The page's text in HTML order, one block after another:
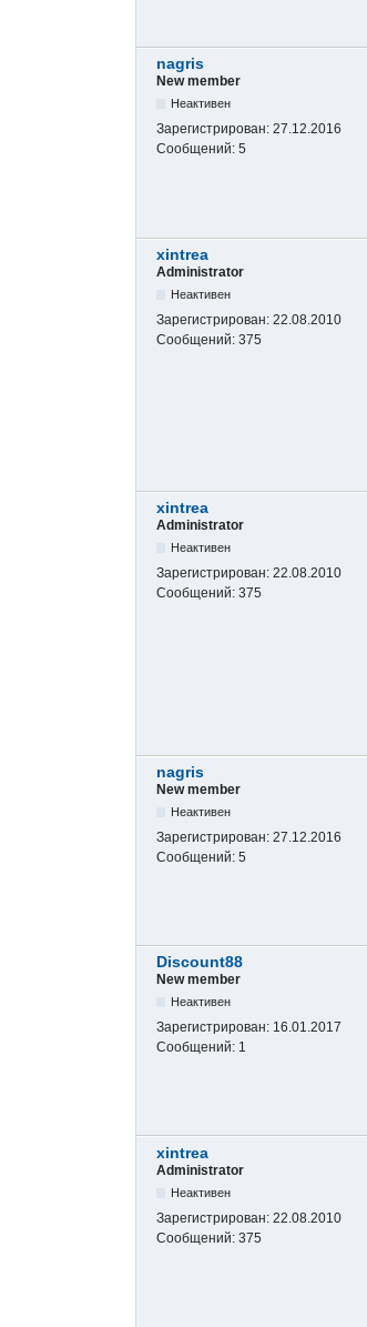
nagris
New member
Неактивен
Зарегистрирован: 27.12.2016
Сообщений: 5
xintrea
Administrator
Неактивен
Зарегистрирован: 22.08.2010
Сообщений: 375
xintrea
Administrator
Неактивен
Зарегистрирован: 22.08.2010
Сообщений: 375
nagris
New member
Неактивен
Зарегистрирован: 27.12.2016
Сообщений: 5
Discount88
New member
Неактивен
Зарегистрирован: 16.01.2017
Сообщений: 1
xintrea
Administrator
Неактивен
Зарегистрирован: 22.08.2010
Сообщений: 375